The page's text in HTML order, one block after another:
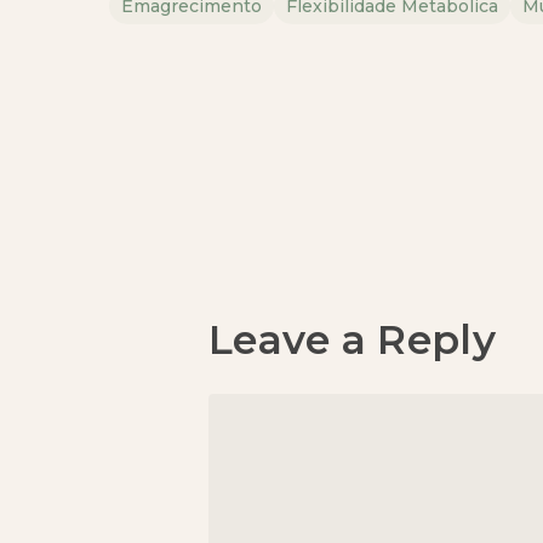
Emagrecimento Flexibilidade Metabolica
Leave a Reply